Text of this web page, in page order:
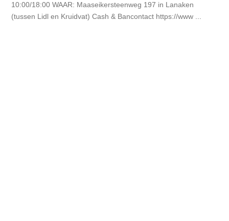
10:00/18:00 WAAR: Maaseikersteenweg 197 in Lanaken
(tussen Lidl en Kruidvat) Cash & Bancontact https://www ...